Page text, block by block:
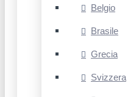
Belgio
Brasile
Grecia
Svizzera